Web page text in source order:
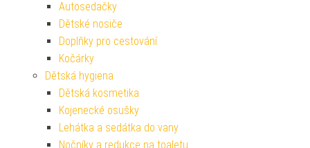
Autosedačky
Dětské nosiče
Doplňky pro cestování
Kočárky
Dětská hygiena
Dětská kosmetika
Kojenecké osušky
Lehátka a sedátka do vany
Nočníky a redukce na toaletu